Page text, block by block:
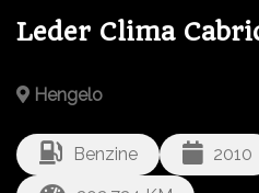
Leder Clima
Hengelo
Benzine 2010